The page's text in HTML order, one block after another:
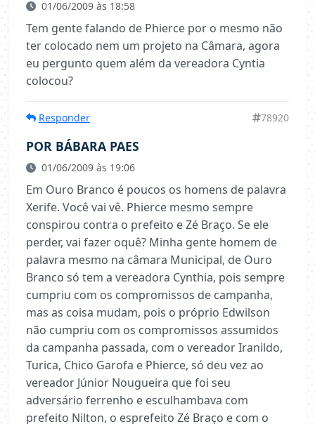
01/06/2009 às 18:58
Tem gente falando de Phierce por o mesmo não
ter colocado nem um projeto na Câmara, agora
eu pergunto quem além da vereadora Cyntia
colocou?
Responder 78920
POR BÁBARA PAES
01/06/2009 às 19:06
Em Ouro Branco é poucos os homens de palavra
Xerife. Você vai vê. Phierce mesmo sempre
conspirou contra o prefeito e Zé Braço. Se ele
perder, vai fazer oquê? Minha gente homem de
palavra mesmo na câmara Municipal, de Ouro
Branco só tem a vereadora Cynthia, pois sempre
cumpriu com os compromissos de campanha,
mas as coisa mudam, pois o próprio Edwilson
não cumpriu com os compromissos assumidos
da campanha passada, com o vereador Iranildo,
Turica, Chico Garofa e Phierce, só deu vez ao
vereador Júnior Nougueira que foi seu
adversário ferrenho e esculhambava com
prefeito Nilton, o esprefeito Zé Braço e com o